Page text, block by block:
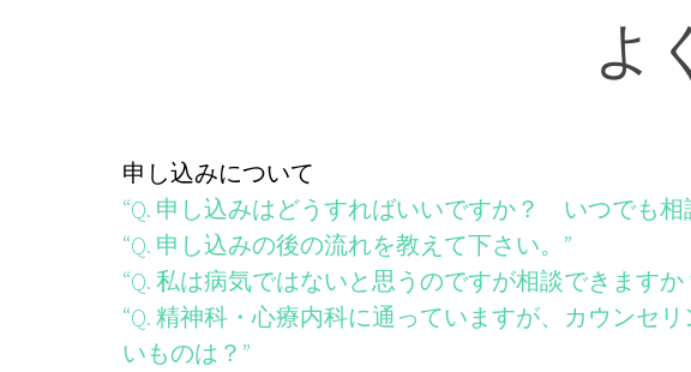
よ
申し込みについて
“Q. 申し込みはどうすればいいですか？ いつでも相
“Q. 申し込みの後の流れを教えて下さい。”
“Q. 私は病気ではないと思うのですが相談できますか
“Q. 精神科・心療内科に通っていますが、カウン
いものは？”